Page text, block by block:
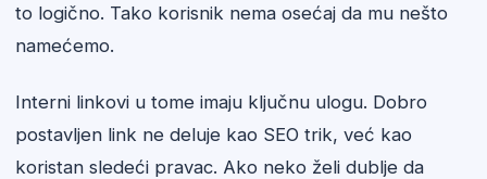
to logično. Tako korisnik nema osećaj da mu nešto
namećemo.
Interni linkovi u tome imaju ključnu ulogu. Dobro
postavljen link ne deluje kao SEO trik, već kao
koristan sledeći pravac. Ako neko želi dublje da